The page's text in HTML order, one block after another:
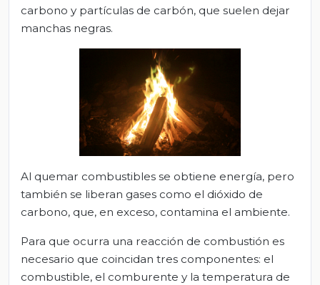
carbono y partículas de carbón, que suelen dejar
manchas negras.
Al quemar combustibles se obtiene energía, pero
también se liberan gases como el dióxido de
carbono, que, en exceso, contamina el ambiente.
Para que ocurra una reacción de combustión es
necesario que coincidan tres componentes: el
combustible, el comburente y la temperatura de